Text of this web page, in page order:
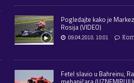
Pogledajte kako je
Rosija (VIDEO)
09.04.2018. 18:01
Fetel slavio u Bahreinu,